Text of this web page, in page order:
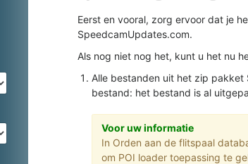
Eerst en vooral, zorg ervoor dat je
SpeedcamUpdates.com.
Als nog niet nog het, kunt u het nu
Alle bestanden uit het zip
bestand: het bestand is al
Voor uw informatie
In Orden aan de flitspaal
om POI loader toepassing te